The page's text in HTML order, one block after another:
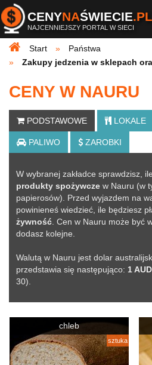
CENYNAŚWIECIE.PL
NAJCENNIEJSZY PORTAL W SIECI
Start
Państwa
Zakupy jedzenia w sklepach
CENY W NAURU
PODSTAWOWE LOKALE
PALIWO ZAROBKI
W wybranej zakładce sprawdzisz,
produkty spożywcze w Nauru (w
papierosów). Przed wyjazdem na
powinieneś wiedzieć, ile będziesz
żywność . Cen w Nauru może być
dodasz kolejne
Walutą w Nauru jest dolar
przedstawia się następująco: 1
30).
chleb
sztuka